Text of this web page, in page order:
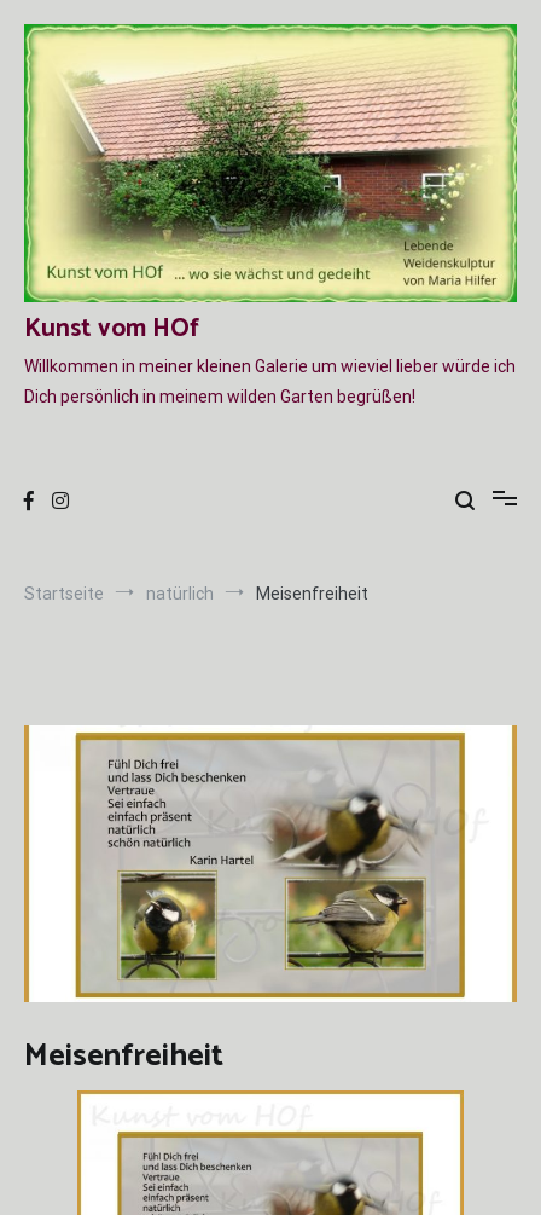
Inhalt
springen
Kunst vom HOf
Willkommen in meiner kleinen Galerie um wieviel lieber würde ich
Dich persönlich in meinem wilden Garten begrüßen!
Startseite natürlich Meisenfreiheit
Meisenfreiheit